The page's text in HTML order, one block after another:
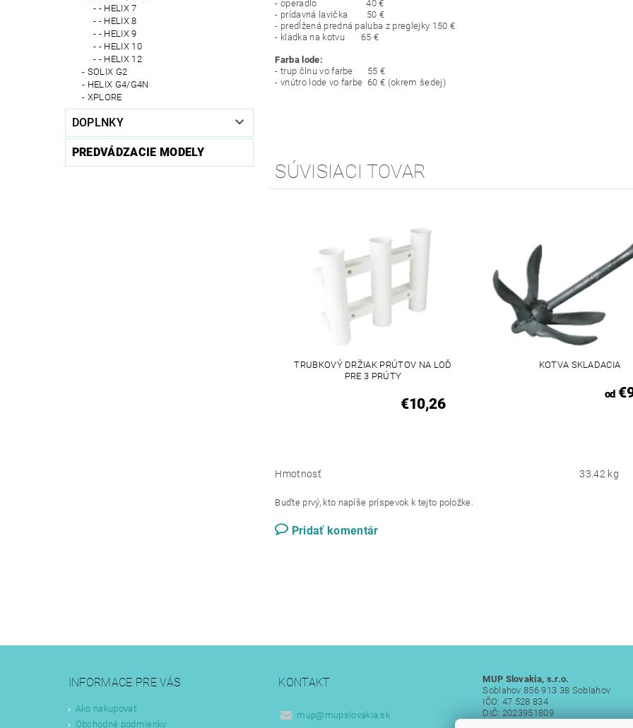
- HELIX 7
- HELIX 8
- HELIX 9
- HELIX 10
- HELIX 12
SOLIX G2
HELIX G4/G4N
XPLORE
DOPLNKY
PREDVÁDZACIE MODELY
- operadlo 40 €
- prídavná lavička 50 €
- predĺžená predná paluba z preglejky 150 €
- kladka na kotvu 65 €
Farba lode:
- trup člnu vo farbe 55 €
- vnútro lode vo farbe 60 € (okrem šedej)
SÚVISIACI TOVAR
TRUBKOVÝ DRŽIAK PRÚTOV NA LOĎ
PRE 3 PRÚTY
€10,26
KOTVA SKLADACIA
od
Hmotnosť 33.42 kg
Buďte prvý, kto napíše príspevok k tejto položke.
Pridať komentár
INFORMACE PRE VÁS
Ako nakupovať
Obchodné podmienky
KONTAKT
mup@ mupslovakia.sk
MUP Slovakia, s.r.o.
Soblahov 856 913 38 Soblahov
IČO: 47 528 834
DIČ: 2023951809